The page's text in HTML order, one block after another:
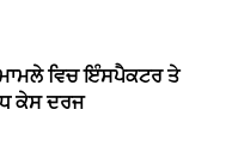
ਵਿਚ ਇੰਸਪੈਕਟਰ ਤੇ
ਕੇਸ ਦਰਜ